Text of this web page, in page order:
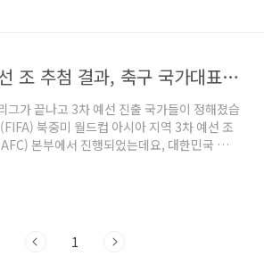
2026 북중미 월드컵 아시아 3차 예선 조 추첨 결과, 축구 국가대표팀 경기일정
가 끝나고 3차 예선 진출 국가들이 정해졌습
북중미 월드컵 아시아 지역 3차 예선 조
본부에서 진행되었는데요, 대한민국 팀이
아보시기 바랍니다. 1. 2026 북중미 월드컵
1